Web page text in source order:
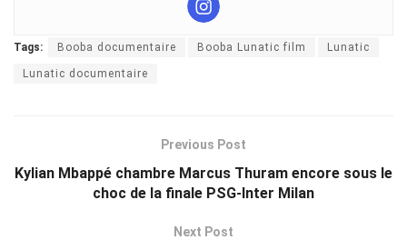
Tags: Booba documentaire Booba Lunatic film Lunatic
Lunatic documentaire
Previous Post
Kylian Mbappé chambre Marcus Thuram encore sous le
choc de la finale PSG-Inter Milan
Next Post